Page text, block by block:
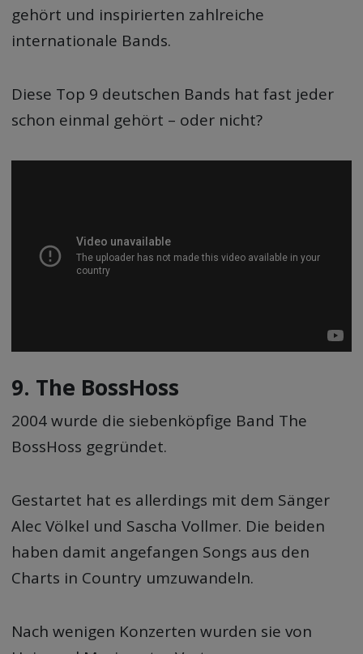
gehört und inspirierten zahlreiche
internationale Bands.
Diese Top 9 deutschen Bands hat fast jeder
schon einmal gehört – oder nicht?
9. The BossHoss
2004 wurde die siebenköpfige Band The
BossHoss gegründet.
Gestartet hat es allerdings mit dem Sänger
Alec Völkel und Sascha Vollmer. Die beiden
haben damit angefangen Songs aus den
Charts in Country umzuwandeln.
Nach wenigen Konzerten wurden sie von